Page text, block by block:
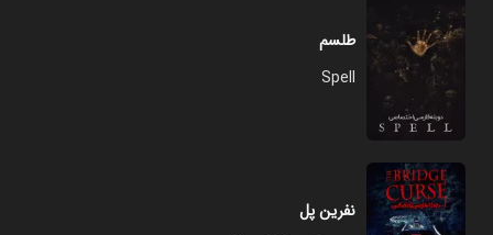
طلسم
Spell
نفرین پل